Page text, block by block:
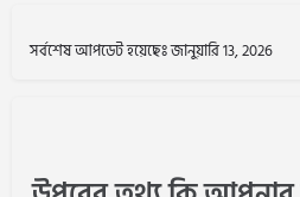
সর্বশেষ আপডেট হয়েছেঃ জানুয়ারি 13, 2026